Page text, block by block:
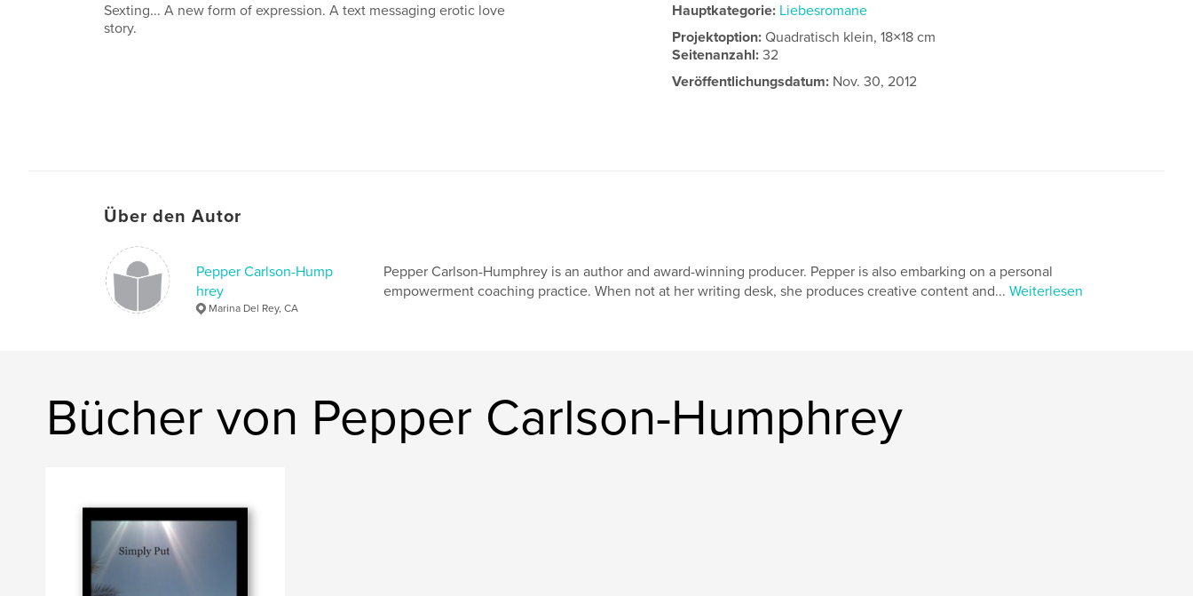
Sexting... A new form of expression. A text messaging erotic love
story.
Hauptkategorie: Liebesromane
Projektoption:Quadratisch klein, 18×18 cm
Seitenanzahl:32
Veröffentlichungsdatum: Nov. 30, 2012
Über den Autor
Pepper Carlson-Hump
hrey
Marina Del Rey, CA
Pepper Carlson-Humphrey is an author and award-winning producer. Pepper is also embarking on a personal
empowerment coaching practice. When not at her writing desk, she produces creative content and... Weiterlesen
Bücher von Pepper Carlson-Humphrey